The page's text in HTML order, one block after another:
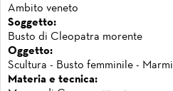
Ambito veneto
Soggetto:
Busto di Cleopatra morente
Oggetto:
Scultura - Busto femminile - Marmi
Materia e tecnica: